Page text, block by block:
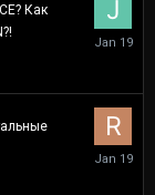
Как
January
19
January
19